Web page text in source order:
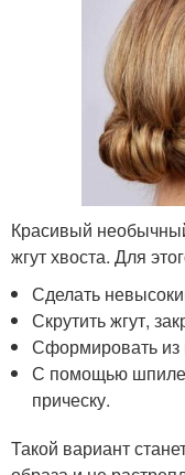
Красивый
жгут хвоста. Для
Сделать
Скрутить жгут,
Сформировать из
С помощью
прическу.
Такой вариант